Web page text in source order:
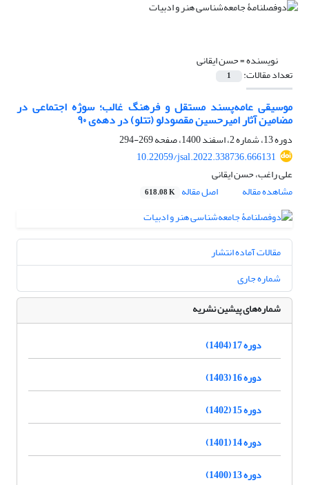
نویسنده =حسن ایقانی
تعداد مقالات: 1
موسیقی عامه‌پسند مستقل و فرهنگ غالب؛ سوژه اجتماعی در
مضامین آثار امیرحسین مقصودلو (تتلو) در دهه‌ی ۹۰
دوره 13، شماره 2، اسفند 1400، صفحه
269-294
10.22059/jsal.2022.338736.666131
علی راغب، حسن ایقانی
مشاهده مقاله
اصل مقاله 618.08 K
مقالات آماده انتشار
شماره جاری
شماره‌های پیشین نشریه
دوره 17 (1404)
دوره 16 (1403)
دوره 15 (1402)
دوره 14 (1401)
دوره 13 (1400)